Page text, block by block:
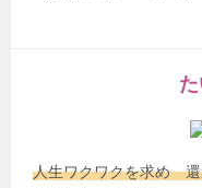
人生ワクワクを求め 還